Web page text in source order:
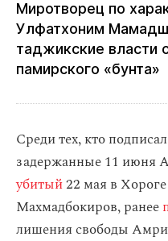
Миротворец по
Улфатхоним
таджикские власти
памирского «бунта»
Среди тех, кто
задержанные 11 июня
убитый22 мая в
Махмадбокиров, ранее
лишения свободы